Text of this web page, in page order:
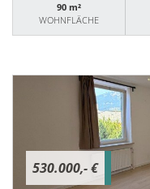
90 m²
WOHNFLÄCHE
530.000,- €